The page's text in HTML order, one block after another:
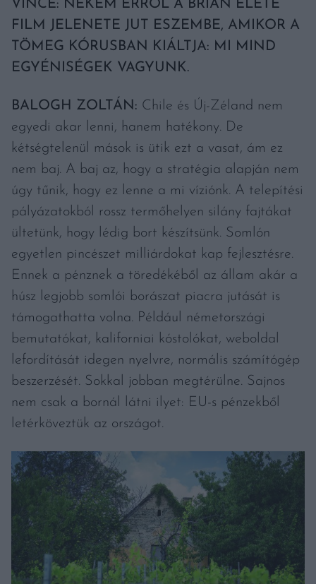
VINCE: NEKEM ERRŐL A BRIAN ÉLETE
FILM JELENETE JUT ESZEMBE, AMIKOR A
TÖMEG KÓRUSBAN KIÁLTJA: MI MIND
EGYÉNISÉGEK VAGYUNK.
BALOGH ZOLTÁN: Chile és Új-Zéland nem
egyedi akar lenni, hanem hatékony. De
kétségtelenül mások is ütik ezt a vasat, ám ez
nem baj. A baj az, hogy a stratégia alapján nem
úgy tűnik, hogy ez lenne a mi víziónk. A telepítési
pályázatokból rossz termőhelyen silány fajtákat
ültetünk, hogy lédig bort készítsünk. Somlón
egyetlen pincészet milliárdokat kap fejlesztésre.
Ennek a pénznek a töredékéből az állam akár a
húsz legjobb somlói borászat piacra jutását is
támogathatta volna. Például németországi
bemutatókat, kaliforniai kóstolókat, weboldal
lefordítását idegen nyelvre, normális számítógép
beszerzését. Sokkal jobban megtérülne. Sajnos
nem csak a bornál látni ilyet: EU-s pénzekből
letérköveztük az országot.